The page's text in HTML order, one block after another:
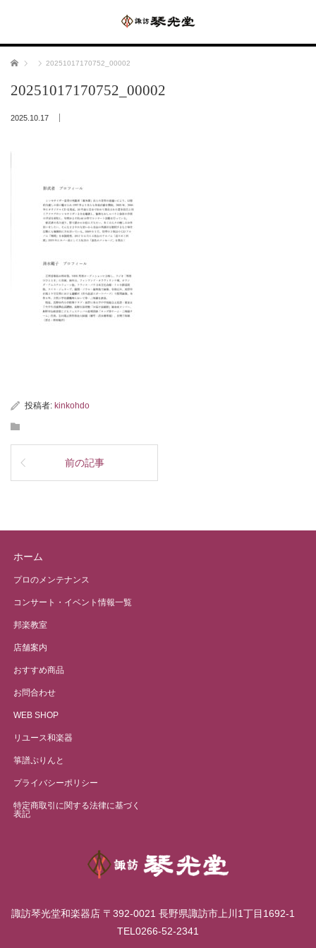
ホーム 20251017170752_00002
20251017170752_00002
2025.10.17
投稿者: kinkohdo
前の記事
ホーム
プロのメンテナンス
コンサート・イベント情報一覧
邦楽教室
店舗案内
おすすめ商品
お問合わせ
WEB SHOP
リユース和楽器
箏譜ぷりんと
プライバシーポリシー
特定商取引に関する法律に基づく
表記
諏訪琴光堂和楽器店 〒392-0021 長野県諏訪市上川1丁目1692-1
TEL0266-52-2341